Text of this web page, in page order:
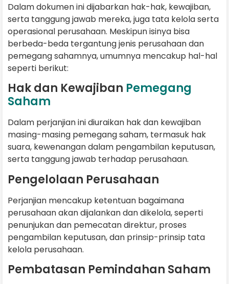
Dalam dokumen ini dijabarkan hak-hak, kewajiban,
serta tanggung jawab mereka, juga tata kelola serta
operasional perusahaan. Meskipun isinya bisa
berbeda-beda tergantung jenis perusahaan dan
pemegang sahamnya, umumnya mencakup hal-hal
seperti berikut:
Hak dan Kewajiban Pemegang
Saham
Dalam perjanjian ini diuraikan hak dan kewajiban
masing-masing pemegang saham, termasuk hak
suara, kewenangan dalam pengambilan keputusan,
serta tanggung jawab terhadap perusahaan.
Pengelolaan Perusahaan
Perjanjian mencakup ketentuan bagaimana
perusahaan akan dijalankan dan dikelola, seperti
penunjukan dan pemecatan direktur, proses
pengambilan keputusan, dan prinsip-prinsip tata
kelola perusahaan.
Pembatasan Pemindahan Saham